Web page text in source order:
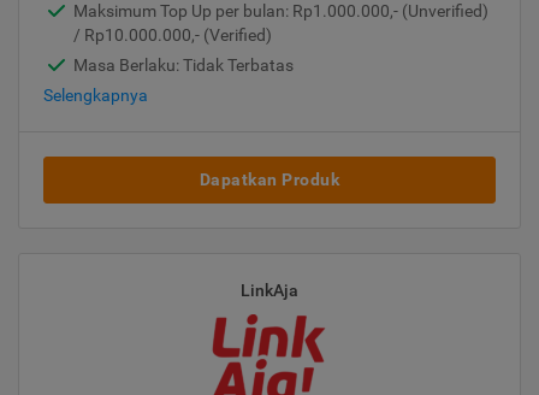
Maksimum Top Up per bulan: Rp1.000.000,- (Unverified)
/ Rp10.000.000,- (Verified)
Masa Berlaku: Tidak Terbatas
Selengkapnya
Dapatkan Produk
LinkAja